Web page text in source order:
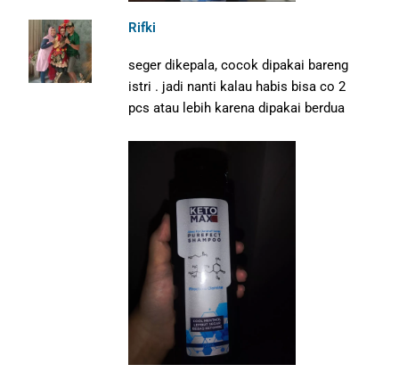
Rifki
seger dikepala, cocok dipakai bareng
istri . jadi nanti kalau habis bisa co 2
pcs atau lebih karena dipakai berdua